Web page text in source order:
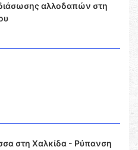
αλλοδαπών στη
στη Χαλκίδα - Ρύπανση